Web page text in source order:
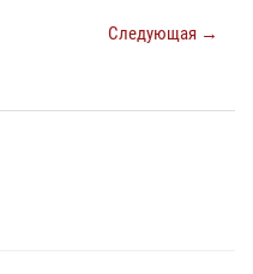
Следующая →